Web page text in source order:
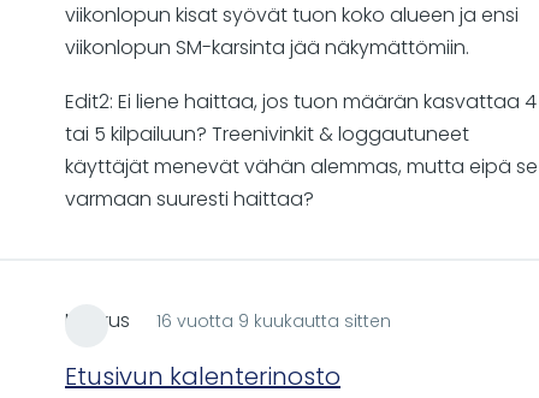
viikonlopun kisat syövät tuon koko alueen ja ensi
viikonlopun SM-karsinta jää näkymättömiin.
Edit2: Ei liene haittaa, jos tuon määrän kasvattaa 4
tai 5 kilpailuun? Treenivinkit & loggautuneet
käyttäjät menevät vähän alemmas, mutta eipä se
varmaan suuresti haittaa?
Markus 16 vuotta 9 kuukautta sitten
Etusivun kalenterinosto